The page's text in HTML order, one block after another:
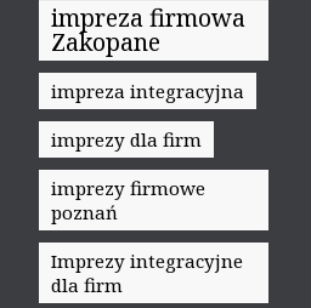
impreza firmowa
Zakopane
impreza integracyjna
imprezy dla firm
imprezy firmowe
poznań
Imprezy integracyjne
dla firm